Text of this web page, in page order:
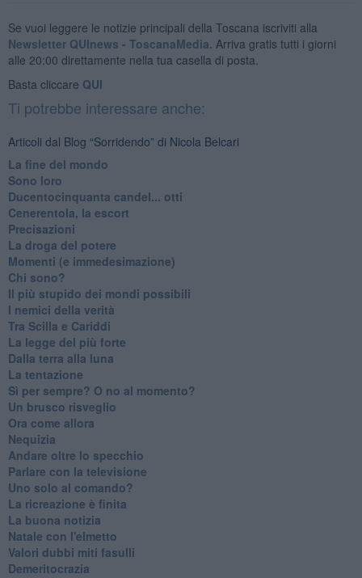
Se vuoi leggere le notizie principali della Toscana iscriviti alla
Newsletter QUInews - ToscanaMedia. Arriva gratis tutti i giorni
alle 20:00 direttamente nella tua casella di posta.
Basta cliccare QUI
Ti potrebbe interessare anche:
Articoli dal Blog “Sorridendo” di Nicola Belcari
La fine del mondo
Sono loro
Ducentocinquanta candel... otti
Cenerentola, la escort
Precisazioni
La droga del potere
Momenti (e immedesimazione)
Chi sono?
Il più stupido dei mondi possibili
I nemici della verità
Tra Scilla e Cariddi
La legge del più forte
Dalla terra alla luna
La tentazione
​Sì per sempre? O no al momento?
Un brusco risveglio
Ora come allora
Nequizia
Andare oltre lo specchio
Parlare con la televisione
Uno solo al comando?
La ricreazione è finita
La buona notizia
Natale con l'elmetto
Valori dubbi miti fasulli
Demeritocrazia